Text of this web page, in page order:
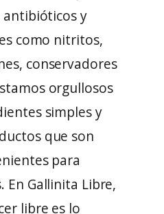
antibióticos y
como nitritos,
conservadores
orgullosos
simples y
que son
para
En Gallinita Libre,
libre es lo